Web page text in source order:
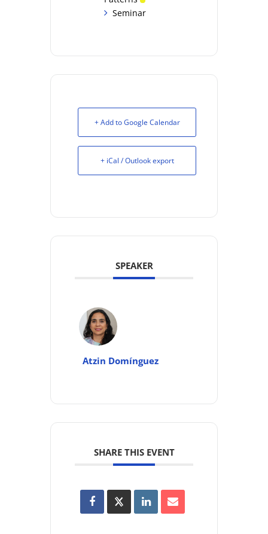
Seminar
+ Add to Google Calendar
+ iCal / Outlook export
SPEAKER
Atzin Domínguez
SHARE THIS EVENT